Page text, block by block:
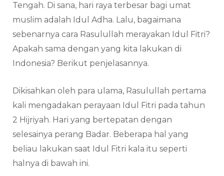
Tengah. Di sana, hari raya terbesar bagi umat
muslim adalah Idul Adha. Lalu, bagaimana
sebenarnya cara Rasulullah merayakan Idul Fitri?
Apakah sama dengan yang kita lakukan di
Indonesia? Berikut penjelasannya.
Dikisahkan oleh para ulama, Rasulullah pertama
kali mengadakan perayaan Idul Fitri pada tahun
2 Hijriyah. Hari yang bertepatan dengan
selesainya perang Badar. Beberapa hal yang
beliau lakukan saat Idul Fitri kala itu seperti
halnya di bawah ini.